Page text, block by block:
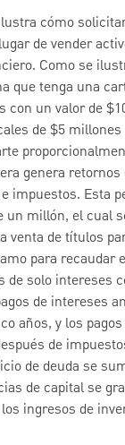
cómo
de vender
Como se
que tenga una
con un valor de
de $5
genera retornos
impuestos. Esta
un millón, el cual
venta de títulos
para recaudar
de solo intereses
de intereses
años, y los
de
de deuda se
de capital se
ingresos de